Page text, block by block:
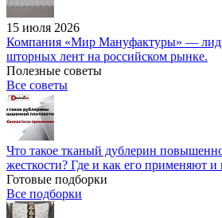
15 июля 2026
Компания «Мир Мануфактуры» —
шторных лент на российском рынке.
Полезные советы
Все советы
Что такое тканый дублерин
жесткости? Где и как его применяют и
Готовые подборки
Все подборки